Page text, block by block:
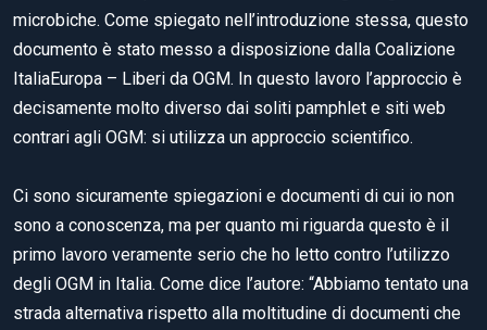
microbiche. Come spiegato nell’introduzione stessa, questo
documento è stato messo a disposizione dalla Coalizione
ItaliaEuropa – Liberi da OGM. In questo lavoro l’approccio è
decisamente molto diverso dai soliti pamphlet e siti web
contrari agli OGM: si utilizza un approccio scientifico.
Ci sono sicuramente spiegazioni e documenti di cui io non
sono a conoscenza, ma per quanto mi riguarda questo è il
primo lavoro veramente serio che ho letto contro l’utilizzo
degli OGM in Italia. Come dice l’autore: “Abbiamo tentato una
strada alternativa rispetto alla moltitudine di documenti che